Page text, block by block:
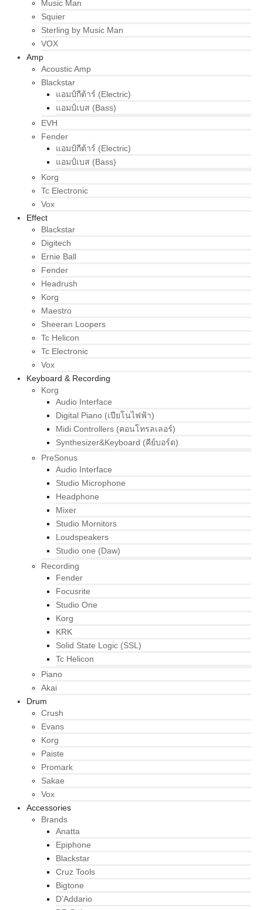
Music Man
Squier
Sterling by Music Man
VOX
Amp
Acoustic Amp
Blackstar
แอมป์กีต้าร์ (Electric)
แอมป์เบส (Bass)
EVH
Fender
แอมป์กีต้าร์ (Electric)
แอมป์เบส (Bass)
Korg
Tc Electronic
Vox
Effect
Blackstar
Digitech
Ernie Ball
Fender
Headrush
Korg
Maestro
Sheeran Loopers
Tc Helicon
Tc Electronic
Vox
Keyboard & Recording
Korg
Audio Interface
Digital Piano (เปียโนไฟฟ้า)
Midi Controllers (คอนโทรลเลอร์)
Synthesizer&Keyboard (คีย์บอร์ด)
PreSonus
Audio Interface
Studio Microphone
Headphone
Mixer
Studio Mornitors
Loudspeakers
Studio one (Daw)
Recording
Fender
Focusrite
Studio One
Korg
KRK
Solid State Logic (SSL)
Tc Helicon
Piano
Akai
Drum
Crush
Evans
Korg
Paiste
Promark
Sakae
Vox
Accessories
Brands
Anatta
Epiphone
Blackstar
Cruz Tools
Bigtone
D’Addario